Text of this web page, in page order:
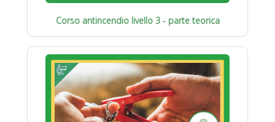
Corso antincendio livello 3 - parte teorica